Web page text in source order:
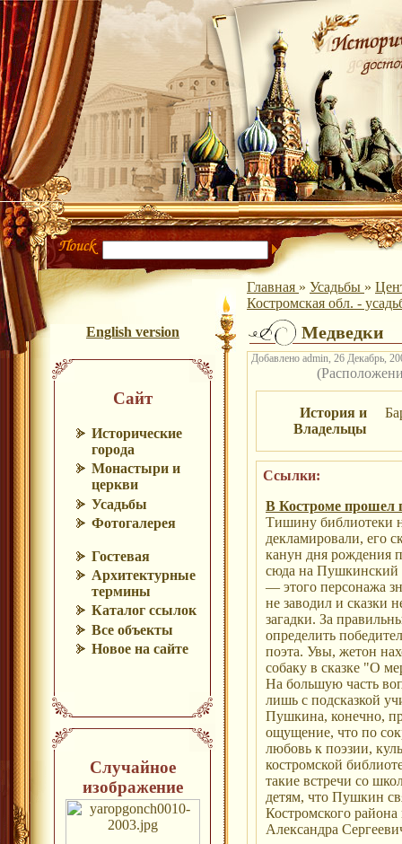
English version
Сайт
Исторические
города
Монастыри и
церкви
Усадьбы
Фотогалерея
Гостевая
Архитектурные
термины
Каталог ссылок
Все объекты
Новое на сайте
Случайное
изображение
Главная » Усадьбы »
Костромская обл. -
Медведки
Добавлено admin, 26 Декабрь,
История и
Владельцы
Ссылки:
В Костроме прошел
Тишину библиотеки
декламировали, его
канун дня рождения
сюда на Пушкинский
— этого персонажа
не заводил и сказки
загадки. За
определить
поэта. Увы, жетон
собаку в сказке "О
На большую часть
лишь с подсказкой
Пушкина, конечно,
ощущение, что по
любовь к поэзии,
костромской
такие встречи со
детям, что Пушкин
Костромского района
Александра